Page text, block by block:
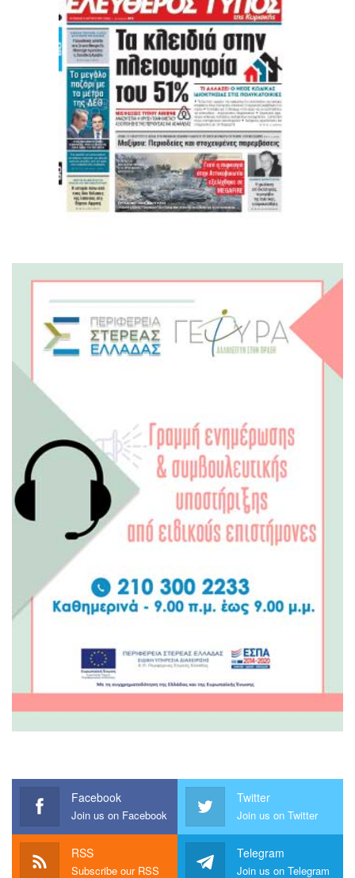
Facebook
Join us on Facebook
Twitter
Join us on Twitter
RSS
Subscribe our RSS
Telegram
Join us on Telegram